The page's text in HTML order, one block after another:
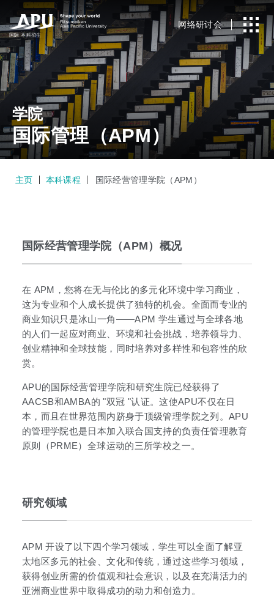
国际 本科招生
网络研讨会
学院
国际管理（APM）
主页 本科课程 国际经营管理学院（APM）
国际经营管理学院（APM）概况
在 APM，您将在无与伦比的多元化环境中学习商业，
这为专业和个人成长提供了独特的机会。全面而专业的
商业知识只是冰山一角——APM 学生通过与全球各地
的人们一起应对商业、环境和社会挑战，培养领导力、
创业精神和全球技能，同时培养对多样性和包容性的欣
赏。
APU的国际经营管理学院和研究生院已经获得了
AACSB和AMBA的 "双冠 "认证。这使APU不仅在日
本，而且在世界范围内跻身于顶级管理学院之列。APU
的管理学院也是日本加入联合国支持的负责任管理教育
原则（PRME）全球运动的三所学校之一。
研究领域
APM 开设了以下四个学习领域，学生可以全面了解亚
太地区多元的社会、文化和传统，通过这些学习领域，
获得创业所需的价值观和社会意识，以及在充满活力的
亚洲商业世界中取得成功的动力和创造力。